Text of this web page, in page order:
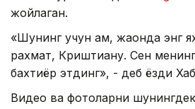
жойлаган.
«Шунинг учун ҳам, жаҳонда энг
рахмат, Криштиану. Сен
бахтиёр этдинг», - деб ёзди
Видео ва фотоларни шунингдек